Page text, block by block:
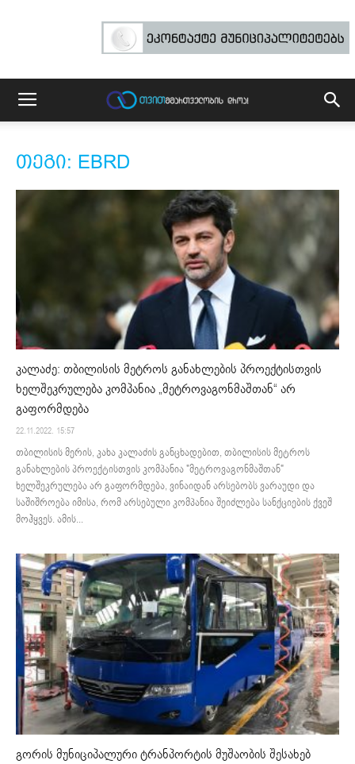
თეგი: EBRD
კალაძე: თბილისის მეტროს განახლების პროექტისთვის
ხელშეკრულება კომპანია „მეტროვაგონმაშთან“ არ
გაფორმდება
22.11.2022. 15:57
თბილისის მერის, კახა კალაძის განცხადებით, თბილისის მეტროს
განახლების პროექტისთვის კომპანია "მეტროვაგონმაშთან"
ხელშეკრულება არ გაფორმდება, ვინაიდან არსებობს ვარაუდი და
საშიშროება იმისა, რომ არსებული კომპანია შეიძლება სანქციების ქვეშ
მოჰყვეს. ამის...
გორის მუნიციპალური ტრანპორტის მუშაობის შესახებ